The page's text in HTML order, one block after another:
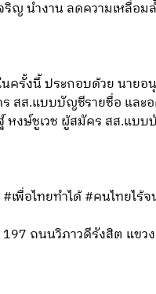
ริญ นำงาน ลดความเหลื่อ
ครั้งนี้ ประกอบด้วย นา
สส.แบบบัญชีรายชื่อ แล
งษ์ชูเวช ผู้สมัคร สส.แบ
เพื่อไทยทำได้ #คนไทยไร้
ถนนวิภาวดีรังสิต แข